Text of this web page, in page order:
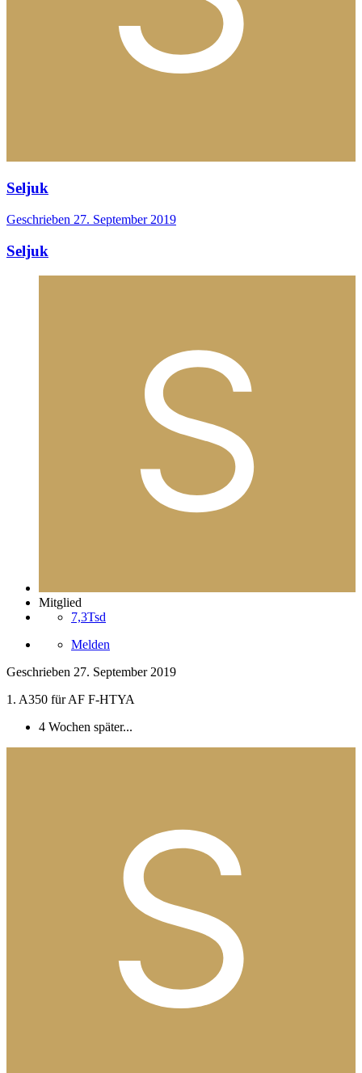
Seljuk
Geschrieben 27. September 2019
Seljuk
Mitglied
7,3Tsd
Melden
Geschrieben 27. September 2019
1. A350 für AF F-HTYA
4 Wochen später...